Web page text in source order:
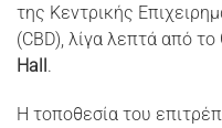
της Κεντρικής
(CBD), λίγα λεπτά από το
Hall.
Η τοποθεσία του